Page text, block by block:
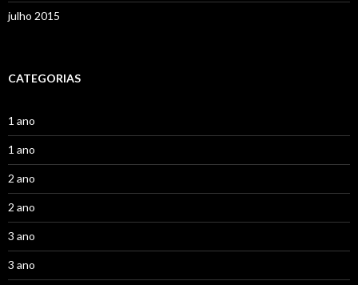
julho 2015
CATEGORIAS
1 ano
1 ano
2 ano
2 ano
3 ano
3 ano